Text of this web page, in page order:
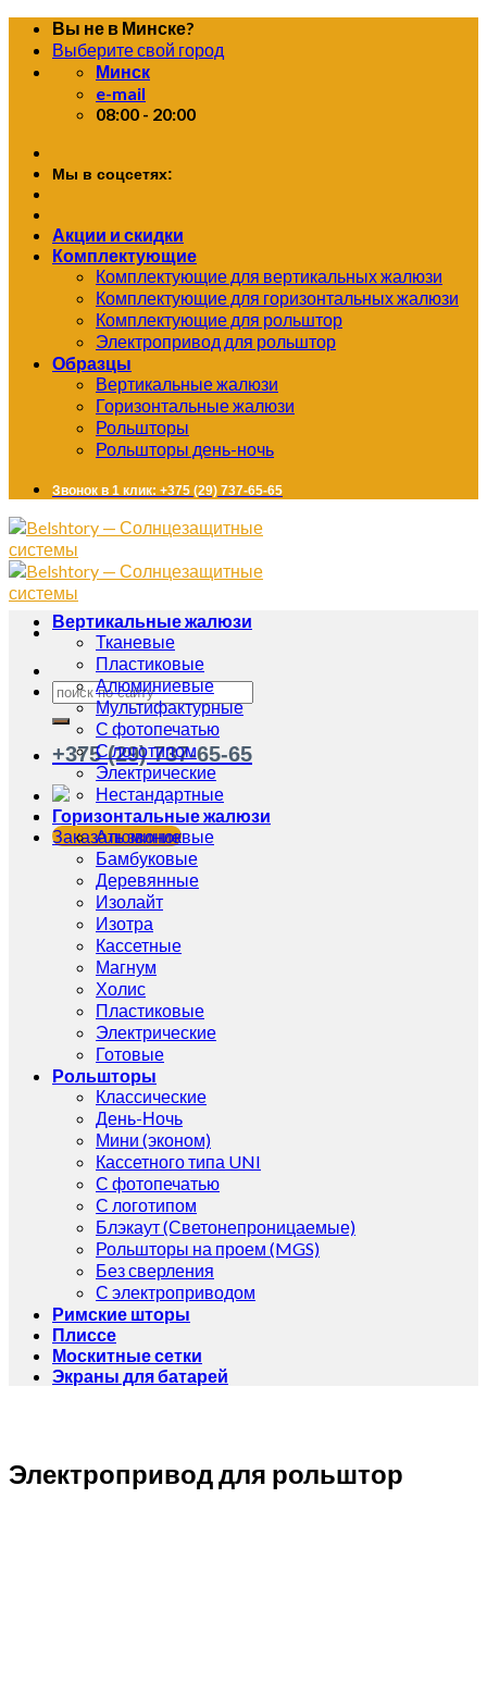
Skip
content
Вы не в Минске?
Выберите свой город
Минск
e-mail
08:00 - 20:00
Мы в соцсетях:
Акции и скидки
Комплектующие
Комплектующие для вертикальных жалюзи
Комплектующие для горизонтальных жалюзи
Комплектующие для рольштор
Электропривод для рольштор
Образцы
Вертикальные жалюзи
Горизонтальные жалюзи
Рольшторы
Рольшторы день-ночь
Звонок в 1 клик: +375 (29) 737-65-65
+375 (29) 737-65-65
Заказать звонок
Вертикальные жалюзи
Тканевые
Пластиковые
Алюминиевые
Мультифактурные
С фотопечатью
С логотипом
Электрические
Нестандартные
Горизонтальные жалюзи
Алюминиевые
Бамбуковые
Деревянные
Изолайт
Изотра
Кассетные
Магнум
Холис
Пластиковые
Электрические
Готовые
Рольшторы
Классические
День-Ночь
Мини (эконом)
Кассетного типа UNI
С фотопечатью
С логотипом
Блэкаут (Светонепроницаемые)
Рольшторы на проем (MGS)
Без сверления
С электроприводом
Римские шторы
Плиссе
Москитные сетки
Экраны для батарей
Электропривод для рольштор